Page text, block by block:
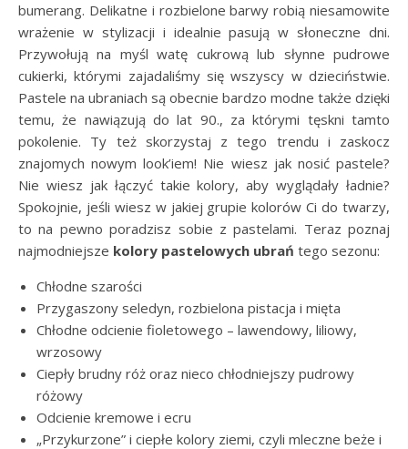
bumerang. Delikatne i rozbielone barwy robią niesamowite
wrażenie w stylizacji i idealnie pasują w słoneczne dni.
Przywołują na myśl watę cukrową lub słynne pudrowe
cukierki, którymi zajadaliśmy się wszyscy w dzieciństwie.
Pastele na ubraniach są obecnie bardzo modne także dzięki
temu, że nawiązują do lat 90., za którymi tęskni tamto
pokolenie. Ty też skorzystaj z tego trendu i zaskocz
znajomych nowym look’iem! Nie wiesz jak nosić pastele?
Nie wiesz jak łączyć takie kolory, aby wyglądały ładnie?
Spokojnie, jeśli wiesz w jakiej grupie kolorów Ci do twarzy,
to na pewno poradzisz sobie z pastelami. Teraz poznaj
najmodniejsze kolory pastelowych ubrań tego sezonu:
Chłodne szarości
Przygaszony seledyn, rozbielona pistacja i mięta
Chłodne odcienie fioletowego – lawendowy, liliowy,
wrzosowy
Ciepły brudny róż oraz nieco chłodniejszy pudrowy
różowy
Odcienie kremowe i ecru
„Przykurzone” i ciepłe kolory ziemi, czyli mleczne beże i